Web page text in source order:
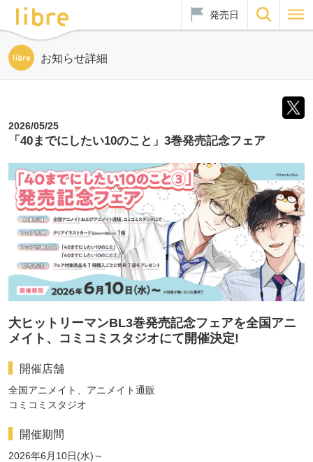
発売日
お知らせ詳細
2026/05/25
「40までにしたい10のこと」3巻発売記念フェア
大ヒットリーマンBL3巻発売記念フェアを全国アニ
メイト、コミコミスタジオにて開催決定!
開催店舗
全国アニメイト、アニメイト通販
コミコミスタジオ
開催期間
2026年6月10日(水)～